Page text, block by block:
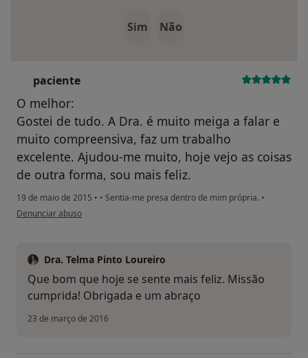
Sim Não
paciente
O melhor:
Gostei de tudo. A Dra. é muito meiga a falar e
muito compreensiva, faz um trabalho
excelente. Ajudou-me muito, hoje vejo as coisas
de outra forma, sou mais feliz.
19 de maio de 2015 • • Sentia-me presa dentro de mim própria. •
na opinião do utilizador paciente
Denunciar abuso
Dra. Telma Pinto Loureiro
Que bom que hoje se sente mais feliz. Missão
cumprida! Obrigada e um abraço
23 de março de 2016